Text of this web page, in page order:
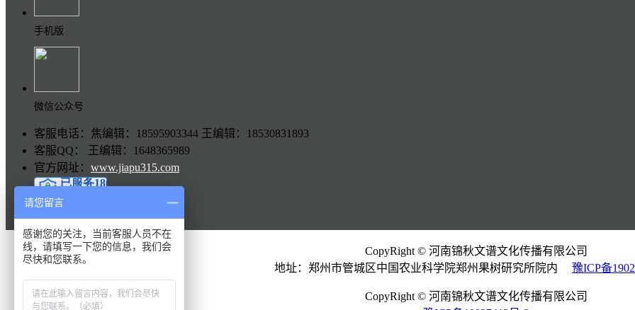
手机版
微信公众号
客服电话：焦编辑：18595903344 王编辑：18530831893
客服QQ： 王编辑：1648365989
官方网址： www.jiapu315.com
CopyRight © 河南锦秋文谱文化传播有限公司
地址：郑州市管城区中国农业科学院郑州果树研究所院内 豫ICP备
CopyRight © 河南锦秋文谱文化传播有限公司
请您留言
感谢您的关注，当前客服人员不在
线，请填写一下您的信息，我们会
尽快和您联系。